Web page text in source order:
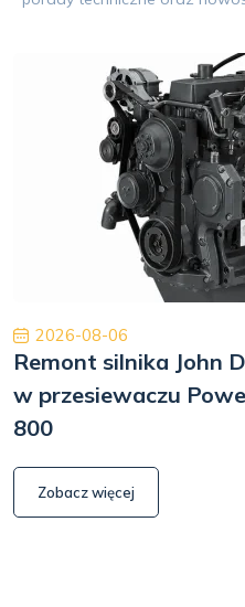
2026-08-06
Remont silnika John
w przesiewaczu
800
Zobacz więcej